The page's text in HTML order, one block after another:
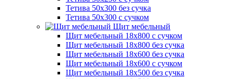
Тетива 50х300 без сучка
Тетива 50х300 с сучком
Щит мебельный
Щит мебельный 18х800 с сучком
Щит мебельный 18х800 без сучка
Щит мебельный 18х600 без сучка
Щит мебельный 18х600 с сучком
Щит мебельный 18х500 без сучка